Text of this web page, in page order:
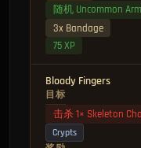
随机 Uncommon
3x Bandage
75 XP
Bloody Fingers
目标
击杀 1× Skeleton
Crypts